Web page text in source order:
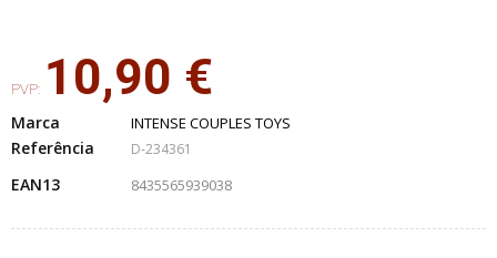
PVP: 10,90 €
Marca INTENSE COUPLES TOYS
Referência D-234361
EAN13 8435565939038